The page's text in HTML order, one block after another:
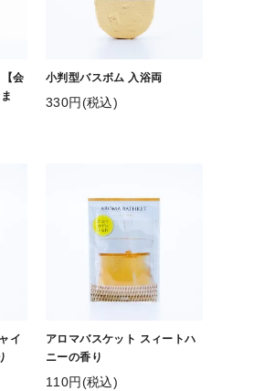
会
小判型バスボム 入浴両
330円(税込)
イ
アロマバスケット スィートハ
ニーの香り
110円(税込)